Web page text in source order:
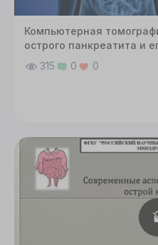
Компьютерная
острого панкреатита и
315
0 0